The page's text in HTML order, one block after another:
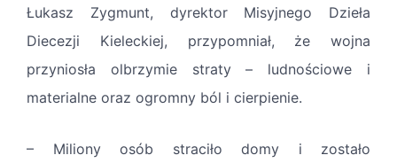
Łukasz Zygmunt, dyrektor Misyjnego Dzieła
Diecezji Kieleckiej, przypomniał, że wojna
przyniosła olbrzymie straty – ludnościowe i
materialne oraz ogromny ból i cierpienie.
– Miliony osób straciło domy i zostało